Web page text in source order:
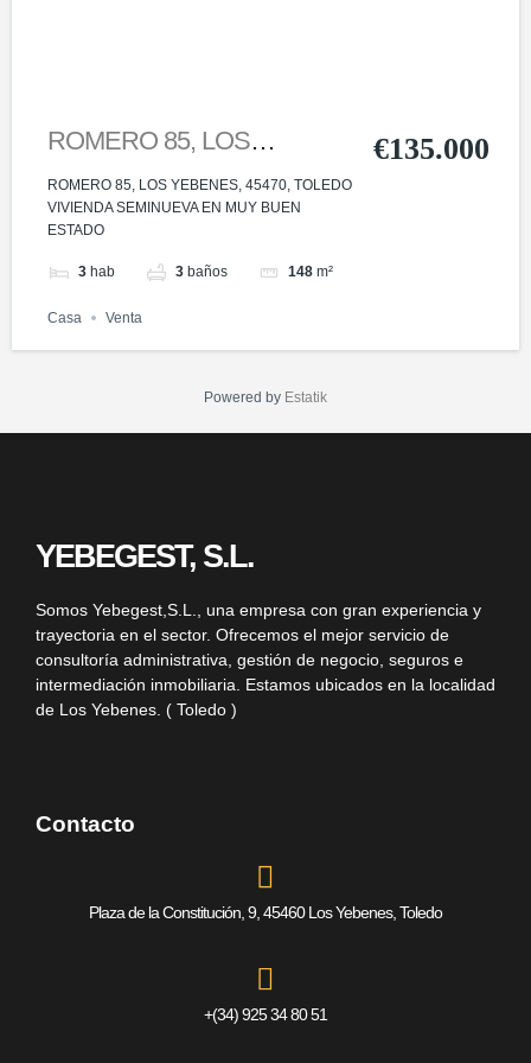
ROMERO 85, LOS
YEBENES, 45470, TOLEDO
ROMERO 85, LOS YEBENES, 45470, TOLEDO
VIVIENDA SEMINUEVA EN MUY BUEN
ESTADO
3 hab 3 baños 148 m²
€135.000
Casa Venta
Powered by Estatik
YEBEGEST, S.L.
Somos Yebegest,S.L.
, una empresa con gran experiencia y
trayectoria en el sector. Ofrecemos el mejor servicio de
consultoría administrativa, gestión de negocio, seguros e
intermediación inmobiliaria. Estamos ubicados en la localidad
de Los Yebenes. ( Toledo )
Contacto
Plaza de la Constitución, 9, 45460 Los Yebenes, Toledo
+(34) 925 34 80 51